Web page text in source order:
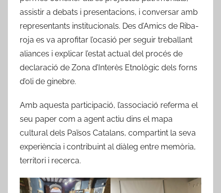
assistir a debats i presentacions, i conversar amb
representants institucionals. Des d’Amics de Riba-
roja es va aprofitar l’ocasió per seguir treballant
aliances i explicar l’estat actual del procés de
declaració de Zona d’Interès Etnològic dels forns
d’oli de ginebre.
Amb aquesta participació, l’associació referma el
seu paper com a agent actiu dins el mapa
cultural dels Països Catalans, compartint la seva
experiència i contribuint al diàleg entre memòria,
territori i recerca.